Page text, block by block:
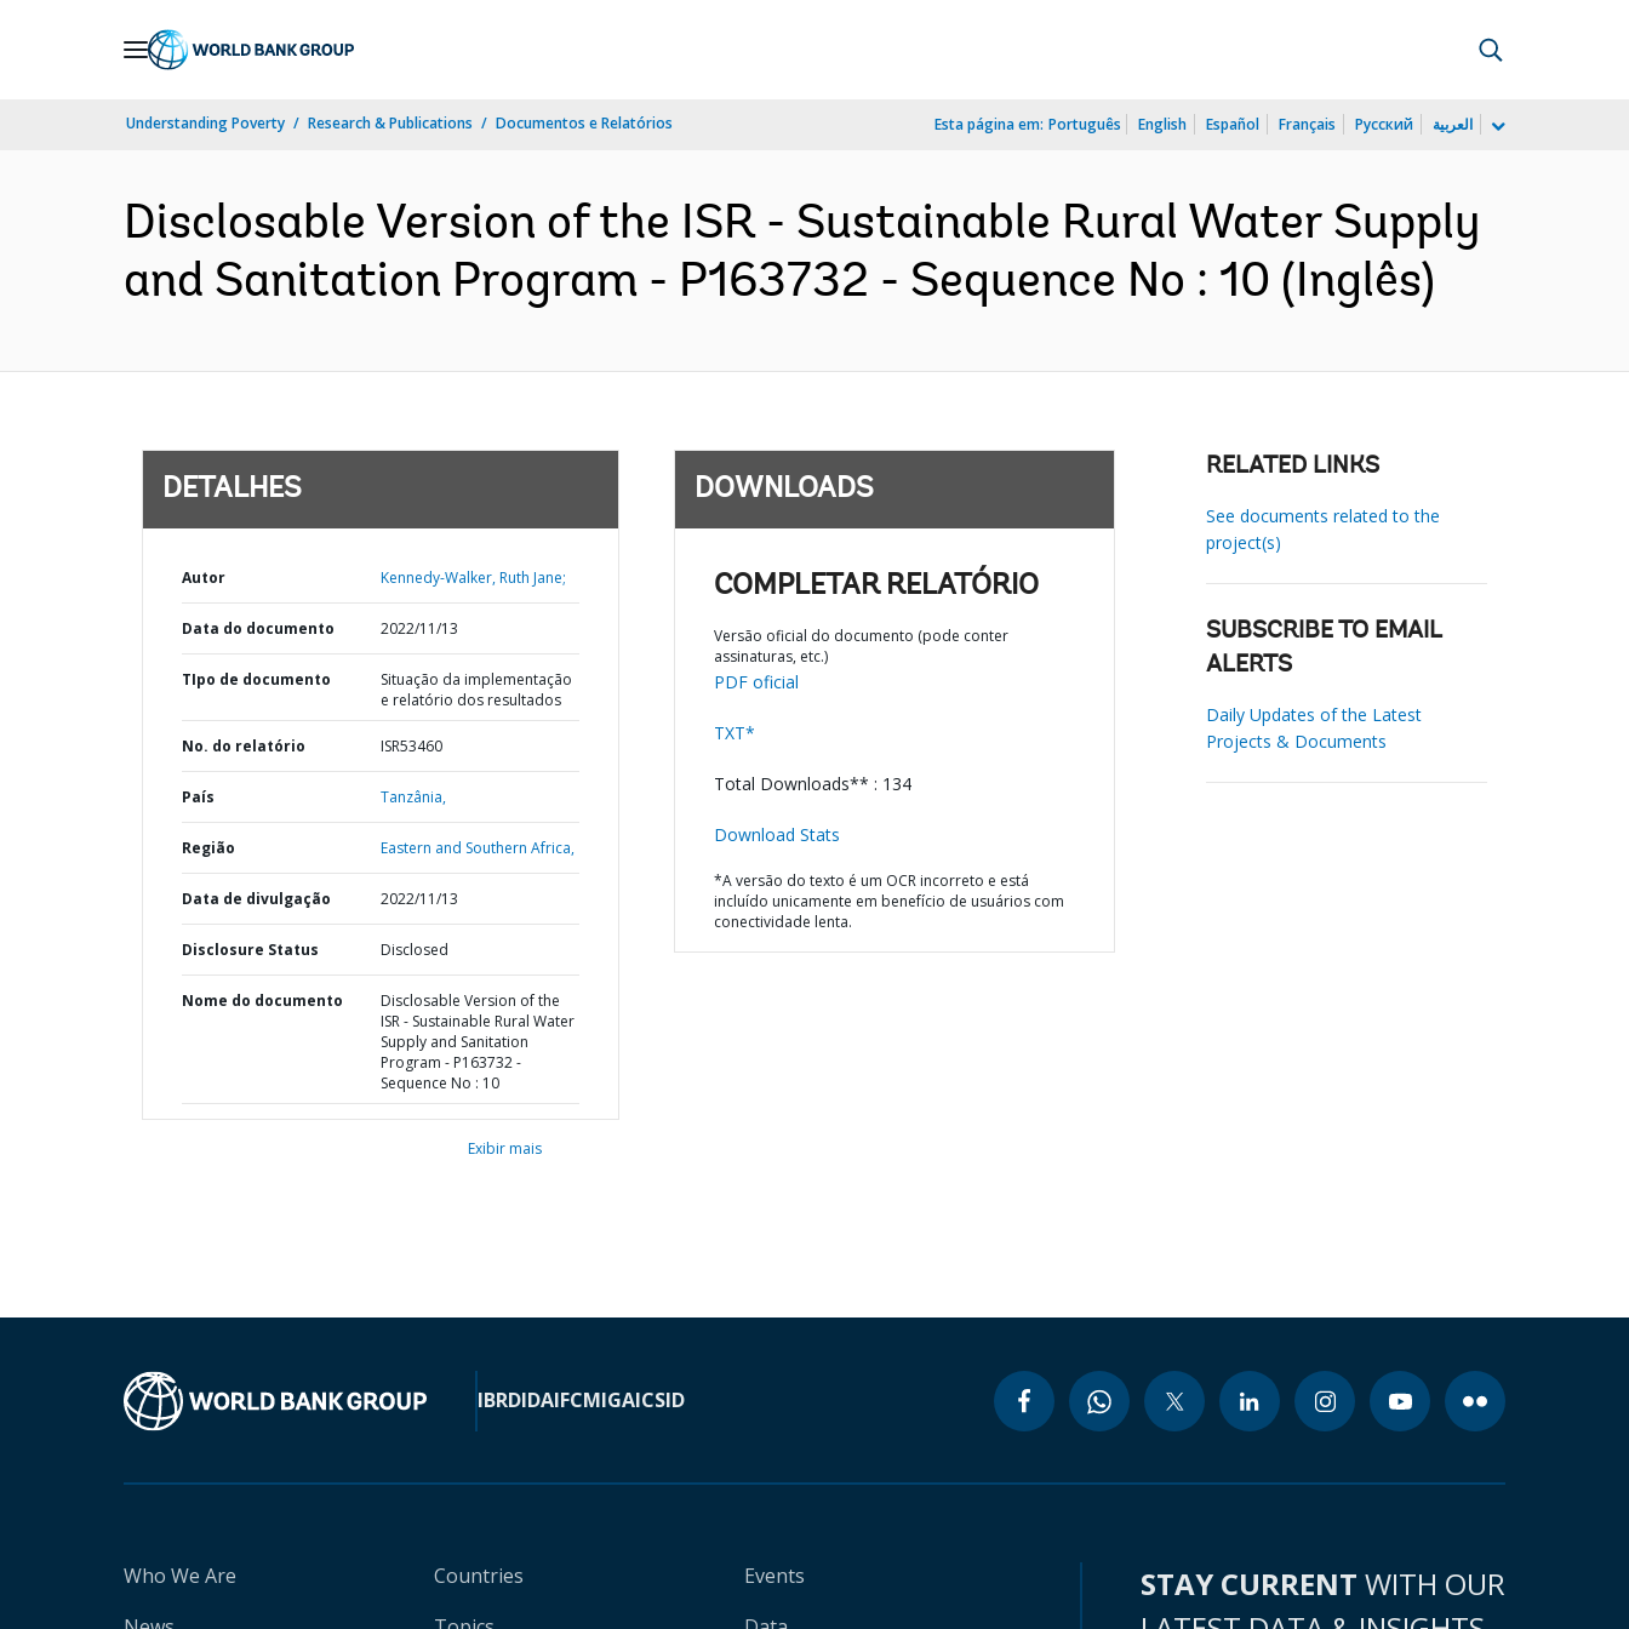
Understanding Poverty Research & Publications Documentos e Relatórios Esta página em: Português English Español Français Русский العربية
Disclosable Version of the ISR - Sustainable Rural Water Supply
and Sanitation Program - P163732 - Sequence No : 10 (Inglês)
DETALHES
Autor Kennedy-Walker, Ruth Jane;
Data do documento 2022/11/13
TIpo de documento
Situação da implementação
e relatório dos resultados
No. do relatório ISR53460
País Tanzânia,
Região Eastern and Southern Africa,
Data de divulgação 2022/11/13
Disclosure Status Disclosed
Nome do documento
Disclosable Version of the
ISR - Sustainable Rural Water
Supply and Sanitation
Program - P163732 -
Sequence No : 10
Exibir mais
DOWNLOADS
COMPLETAR RELATÓRIO
Versão oficial do documento (pode conter
assinaturas, etc.)
PDF oficial
TXT*
Total Downloads** : 134
Download Stats
*A versão do texto é um OCR incorreto e está
incluído unicamente em benefício de usuários com
conectividade lenta.
RELATED LINKS
See documents related to the
project(s)
SUBSCRIBE TO EMAIL
ALERTS
Daily Updates of the Latest
Projects & Documents
IBRDIDAIFCMIGAICSID
Who We Are
Countries
Events
STAY CURRENT WITH OUR